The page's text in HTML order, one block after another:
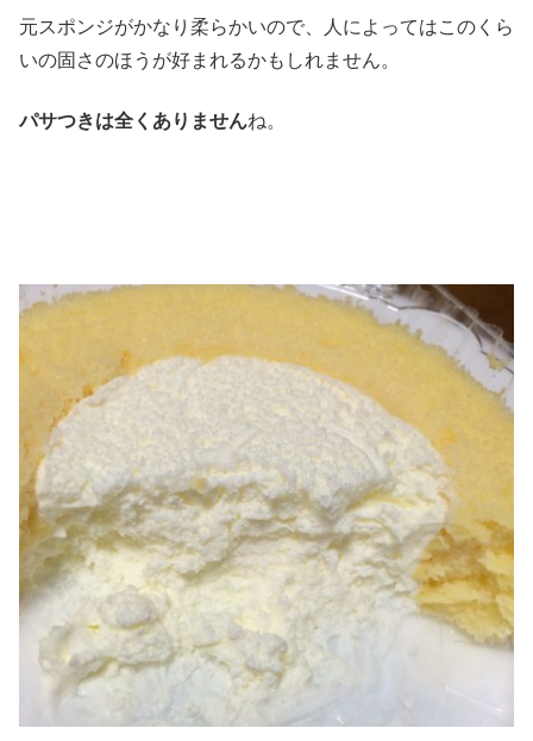
元スポンジがかなり柔らかいので、人によってはこのくら
いの固さのほうが好まれるかもしれません。
パサつきは全くありませんね。